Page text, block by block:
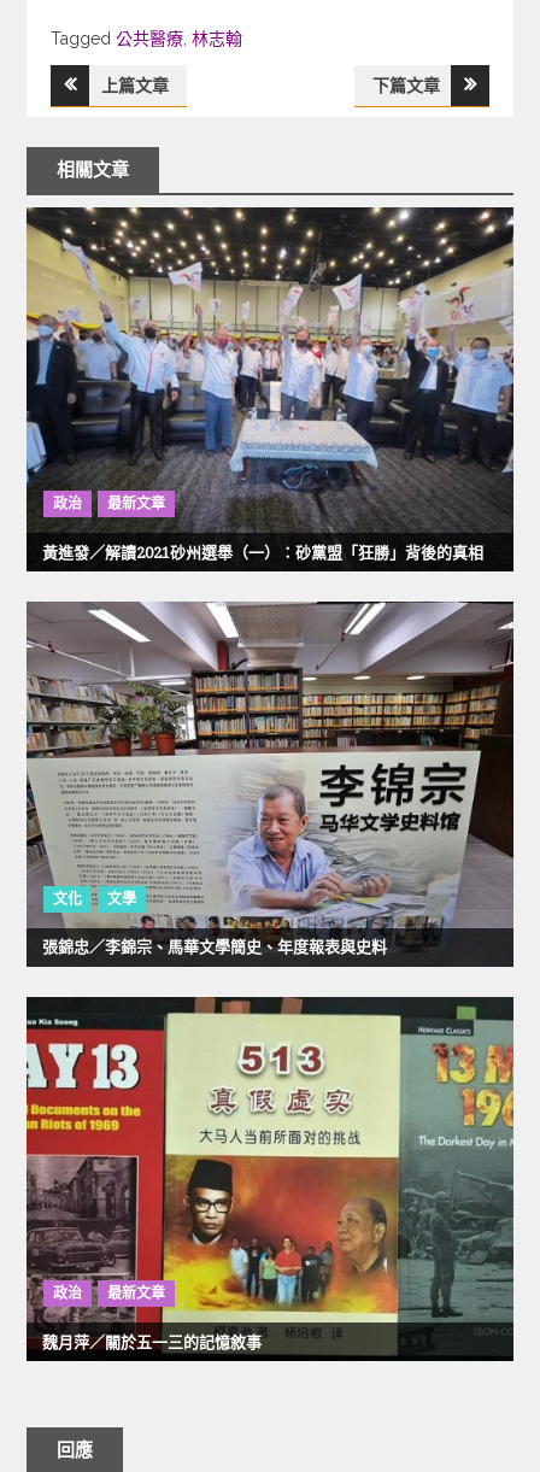
Tagged
Tagged公共醫療 ,林志翰
文
章
導
覽
上篇文章 下篇文章
相關文章
政治 最新文章
黃進發／解讀2021砂州選舉（一）：砂黨盟「狂勝」背後的真相
文化 文學
張錦忠／李錦宗、馬華文學簡史、年度報表與史料
政治 最新文章
魏月萍／關於五一三的記憶敘事
回應